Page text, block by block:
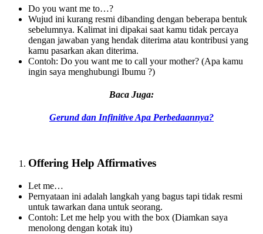
Do you want me to…?
Wujud ini kurang resmi dibanding dengan beberapa bentuk
sebelumnya. Kalimat ini dipakai saat kamu tidak percaya
dengan jawaban yang hendak diterima atau kontribusi yang
kamu pasarkan akan diterima.
Contoh: Do you want me to call your mother? (Apa kamu
ingin saya menghubungi Ibumu ?)
Baca Juga:
Gerund dan Infinitive Apa Perbedaannya?
Offering Help Affirmatives
Let me…
Pernyataan ini adalah langkah yang bagus tapi tidak resmi
untuk tawarkan dana untuk seorang.
Contoh: Let me help you with the box (Diamkan saya
menolong dengan kotak itu)